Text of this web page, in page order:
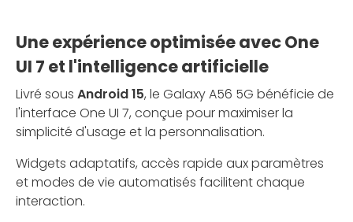
Une expérience optimisée avec One
UI 7 et l'intelligence artificielle
Livré sous Android 15, le Galaxy A56 5G bénéficie de
l'interface One UI 7, conçue pour maximiser la
simplicité d'usage et la personnalisation.
Widgets adaptatifs, accès rapide aux paramètres
et modes de vie automatisés facilitent chaque
interaction.